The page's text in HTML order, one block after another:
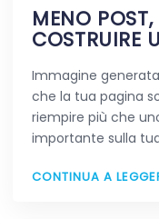
MENO
COSTRUIRE
Immagine
che la tua pagina
riempire più che
importante sulla
CONTINUA A